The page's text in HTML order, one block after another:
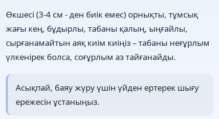
Өкшесі (3-4 см - ден биік емес) орнықты, тұмсық
жағы кең, бұдырлы, табаны қалың, ыңғайлы,
сырғанамайтын аяқ киім киіңіз – табаны неғұрлым
үлкенірек болса, соғұрлым аз тайғанайды.
Асықпай, баяу жүру үшін үйден ертерек шығу
ережесін ұстаныңыз.